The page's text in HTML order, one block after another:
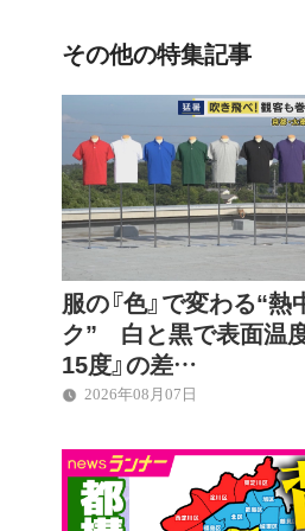
その他の特集記事
服の『色』で変わる“熱
ク” 白と黒で表面温
15度』の差…
2026年08月07日